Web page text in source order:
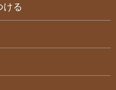
ける